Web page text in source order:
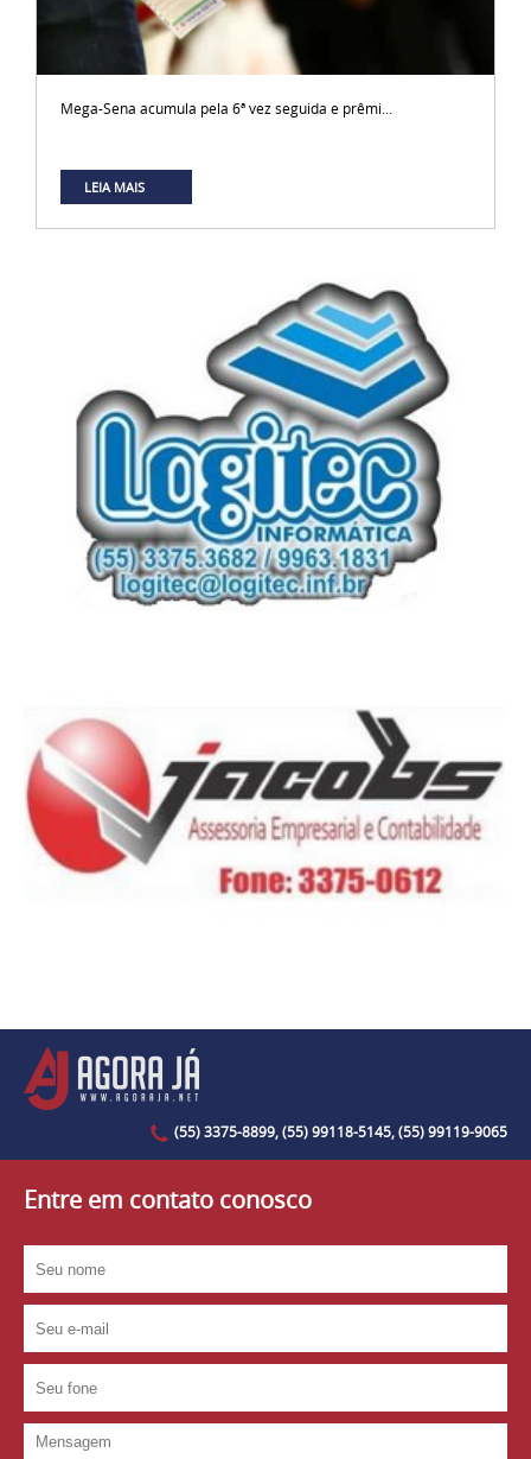
Mega-Sena acumula pela 6ª vez seguida e prêmi...
LEIA MAIS
(55) 3375-8899, (55) 99118-5145, (55) 99119-9065
Entre em contato conosco